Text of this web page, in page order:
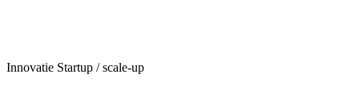
Innovatie Startup / scale-up